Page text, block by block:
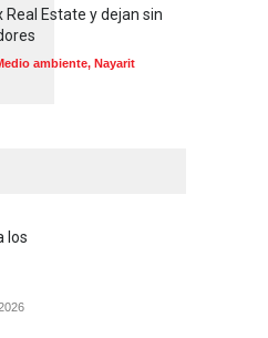
Real Estate y dejan sin
ambiente, Nayarit
los